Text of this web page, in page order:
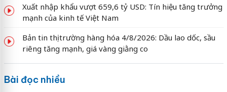
Xuất nhập khẩu vượt 659,6 tỷ USD: Tín hiệu tăng trưởng
mạnh của kinh tế Việt Nam
Bản tin thị trường hàng hóa 4/8/2026: Dầu lao dốc, sầu
riêng tăng mạnh, giá vàng giằng co
Bài đọc nhiều